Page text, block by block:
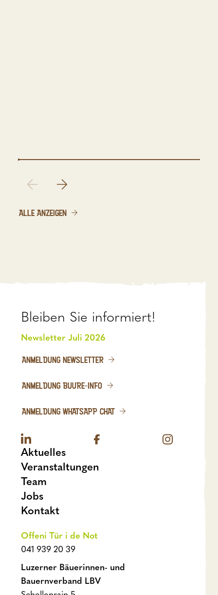
ALLE ANZEIGEN
Luzerner Bäuerinnen- und
Bauernverband LBV
Aktuelles
Veranstaltungen
Team
Jobs
Kontakt
Offeni Tür i de Not
041 939 20 39
Bleiben Sie informiert!
Newsletter Juli 2026
ANMELDUNG NEWSLETTER
ANMELDUNG BUURE-INFO
ANMELDUNG WHATSAPP CHAT